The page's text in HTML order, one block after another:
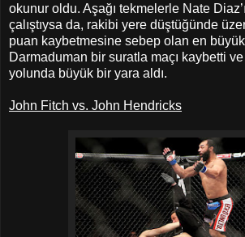
okunur oldu. Aşağı tekmelerle Nate
çalıştıysa da, rakibi yere düştüğünde
puan kaybetmesine sebep olan en
Darmaduman bir suratla maçı kaybetti ve
yolunda büyük bir yara aldı.
John Fitch vs. John Hendricks